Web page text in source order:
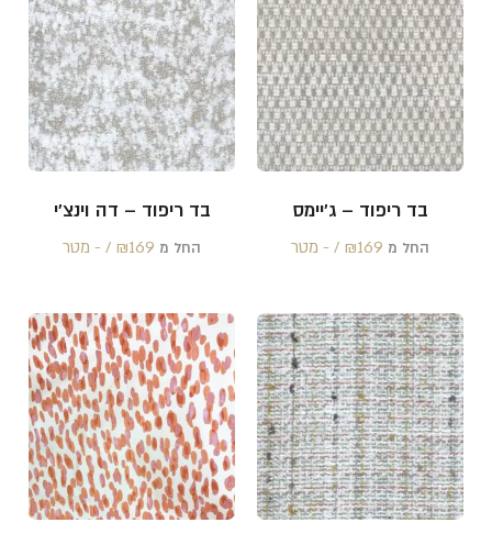
בד ריפוד – ג'יימס
החל מ ₪169 /‏‏‎ ‎- מטר
בד ריפוד – דה וינצ'י
החל מ ₪169 /‏‏‎ ‎- מטר